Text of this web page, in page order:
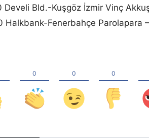
Develi Bld.-Kuşgöz İzmir Vinç
Halkbank-Fenerbahçe Parolapara